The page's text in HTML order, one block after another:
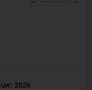
2026